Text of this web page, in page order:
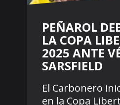
PEÑAROL
LA COPA
2025 ANTE
SARSFIELD
El Carbonero
en la Copa